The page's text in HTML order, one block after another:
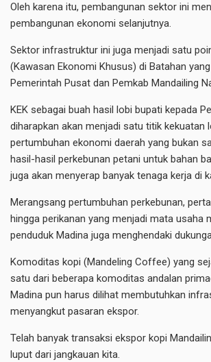
Oleh karena itu, pembangunan sektor ini
pembangunan ekonomi selanjutnya.
Sektor infrastruktur ini juga menjadi satu
(Kawasan Ekonomi Khusus) di Batahan
Pemerintah Pusat dan Pemkab Mandailing
KEK sebagai buah hasil lobi bupati kepada
diharapkan akan menjadi satu titik kekuatan
pertumbuhan ekonomi daerah yang bukan
hasil-hasil perkebunan petani untuk bahan
juga akan menyerap banyak tenaga kerja di
Merangsang pertumbuhan perkebunan,
hingga perikanan yang menjadi mata usaha
penduduk Madina juga menghendaki
Komoditas kopi (Mandeling Coffee) yang
satu dari beberapa komoditas andalan
Madina pun harus dilihat membutuhkan
menyangkut pasaran ekspor.
Telah banyak transaksi ekspor kopi
luput dari jangkauan kita.